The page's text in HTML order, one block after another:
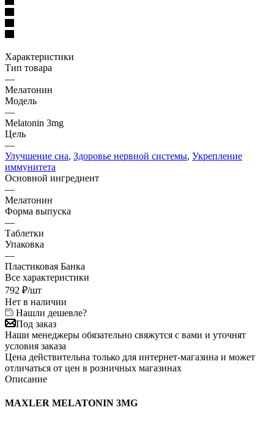
Характеристики
Тип товара
—
Мелатонин
Модель
—
Melatonin 3mg
Цель
—
Улучшение сна, Здоровье нервной системы, Укрепление
иммунитета
Основной ингредиент
—
Мелатонин
Форма выпуска
—
Таблетки
Упаковка
—
Пластиковая Банка
Все характеристики
792 ₽/шт
Нет в наличии
Нашли дешевле?
Под заказ
Наши менеджеры обязательно свяжутся с вами и уточнят
условия заказа
Цена действительна только для интернет-магазина и может
отличаться от цен в розничных магазинах
Описание
MAXLER MELATONIN 3MG